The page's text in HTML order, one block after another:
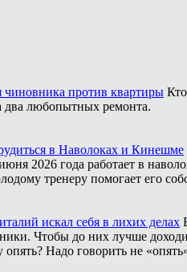
чиновника против квартиры
два любопытных ремонта.
в Наволоках и Кинешме
2026 года работает в
тренеру помогает его
искал себя в лихих делах
Чтобы до них лучше
Надо говорить не